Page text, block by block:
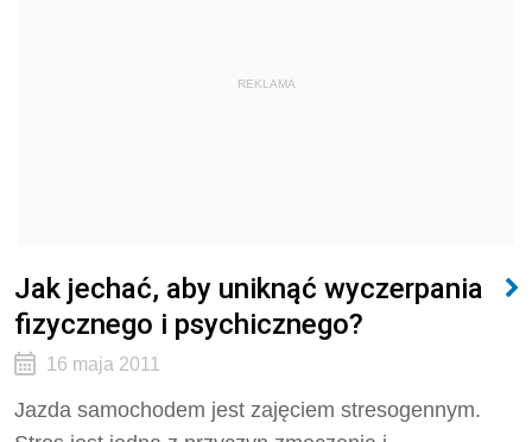
REKLAMA
Jak jechać, aby uniknąć wyczerpania
fizycznego i psychicznego?
16 maja 2011
Jazda samochodem jest zajęciem stresogennym.